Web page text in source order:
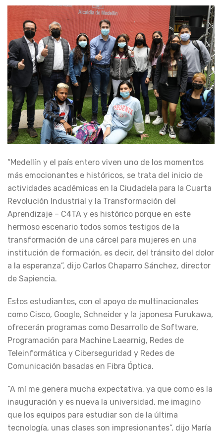
“Medellín y el país entero viven uno de los momentos
más emocionantes e históricos, se trata del inicio de
actividades académicas en la Ciudadela para la Cuarta
Revolución Industrial y la Transformación del
Aprendizaje – C4TA y es histórico porque en este
hermoso escenario todos somos testigos de la
transformación de una cárcel para mujeres en una
institución de formación, es decir, del tránsito del dolor
a la esperanza”, dijo Carlos Chaparro Sánchez, director
de Sapiencia.
Estos estudiantes, con el apoyo de multinacionales
como Cisco, Google, Schneider y la japonesa Furukawa,
ofrecerán programas como Desarrollo de Software,
Programación para Machine Laearnig, Redes de
Teleinformática y Ciberseguridad y Redes de
Comunicación basadas en Fibra Óptica.
“A mí me genera mucha expectativa, ya que como es la
inauguración y es nueva la universidad, me imagino
que los equipos para estudiar son de la última
tecnología, unas clases son impresionantes”, dijo María